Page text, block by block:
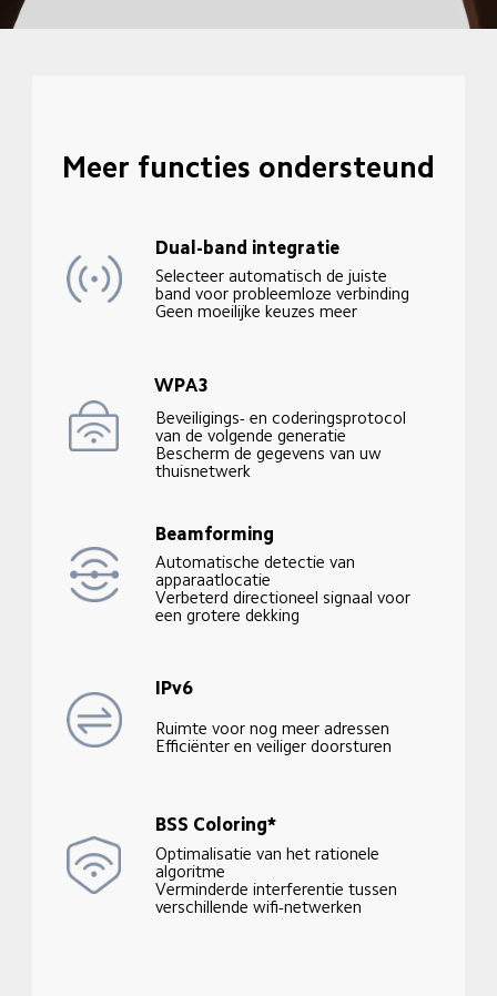
Meer functies ondersteund
Dual-band integratie
Selecteer automatisch de juiste
band voor probleemloze verbinding
Geen moeilijke keuzes meer
WPA3
Beveiligings- en coderingsprotocol
van de volgende generatie
Bescherm de gegevens van uw
thuisnetwerk
Beamforming
Automatische detectie van
apparaatlocatie
Verbeterd directioneel signaal voor
een grotere dekking
IPv6
Ruimte voor nog meer adressen
Efficiënter en veiliger doorsturen
BSS Coloring*
Optimalisatie van het rationele
algoritme
Verminderde interferentie tussen
verschillende wifi-netwerken